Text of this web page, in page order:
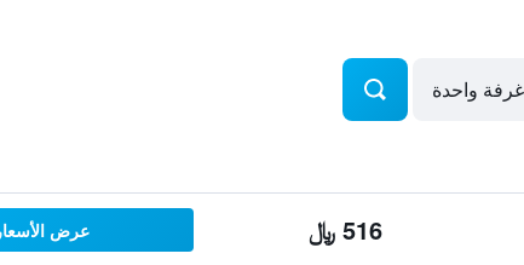
516 ﷼ عرض الأسعار